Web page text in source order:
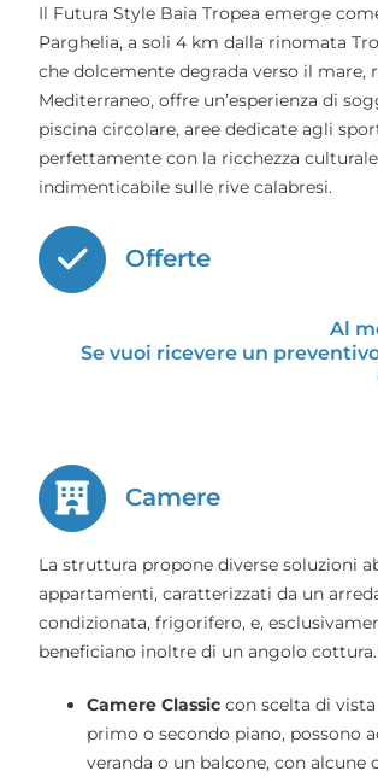
Il Futura Style Baia Tropea emerge
Parghelia, a soli 4 km dalla rinomata
che dolcemente degrada verso il
Mediterraneo, offre un’esperienza di
piscina circolare, aree dedicate agli
perfettamente con la ricchezza
indimenticabile sulle rive calabresi.
Offerte
Al
Se vuoi ricevere un
Camere
La struttura propone diverse soluzioni
appartamenti, caratterizzati da un
condizionata, frigorifero, e,
beneficiano inoltre di un angolo
Camere Classic con scelta di
primo o secondo piano, possono
veranda o un balcone, con